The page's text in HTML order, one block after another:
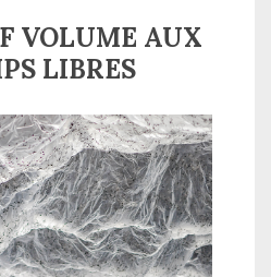
VOLUME AUX
LIBRES